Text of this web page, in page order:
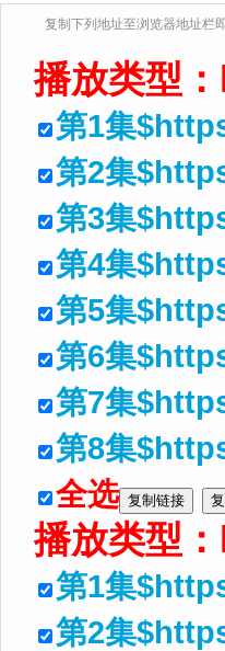
复制下列地址至浏览器地址栏
播放类型：
第1集
第2集
第3集
第4集
第5集
第6集
第7集
第8集
全选
播放类型：
第1集
第2集